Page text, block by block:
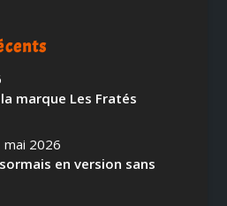
marque Les Fratés
mai 2026
en version sans